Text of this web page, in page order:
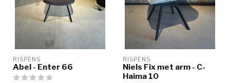
RISPENS
Abel - Enter 66
RISPENS
Niels Fix met arm - C-
Haima 10